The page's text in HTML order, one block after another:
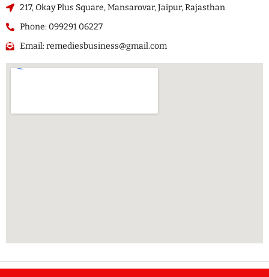
217, Okay Plus Square, Mansarovar, Jaipur, Rajasthan
Phone: 099291 06227
Email: remediesbusiness@gmail.com